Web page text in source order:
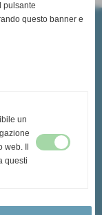
Terzo Settore
- Siena (SI)
RRV 702
pulsante
questo banner e
un
Il
questi